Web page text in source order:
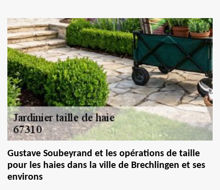
Gustave Soubeyrand et les opérations de taille
pour les haies dans la ville de Brechlingen et ses
environs